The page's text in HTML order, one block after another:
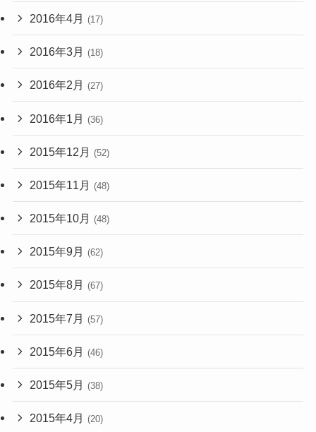
2016年4月 (17)
2016年3月 (18)
2016年2月 (27)
2016年1月 (36)
2015年12月 (52)
2015年11月 (48)
2015年10月 (48)
2015年9月 (62)
2015年8月 (67)
2015年7月 (57)
2015年6月 (46)
2015年5月 (38)
2015年4月 (20)